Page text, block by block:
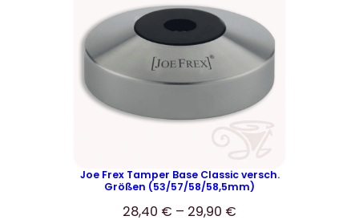
Joe Frex Tamper Base Classic versch.
Größen (53/57/58/58,5mm)
28,40 € – 29,90 €